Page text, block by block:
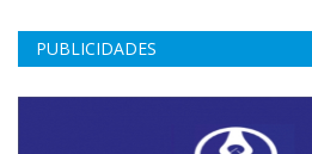
PUBLICIDADES